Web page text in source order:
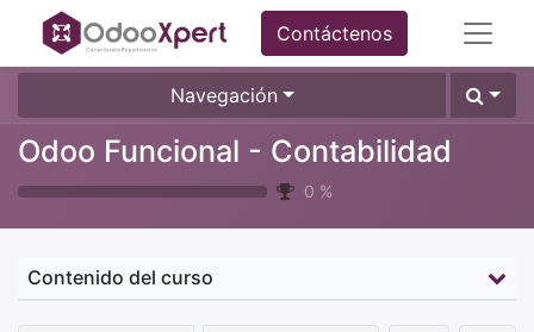
Contáctenos
Navegación
Odoo Funcional - Contabilidad
0 %
Contenido del curso